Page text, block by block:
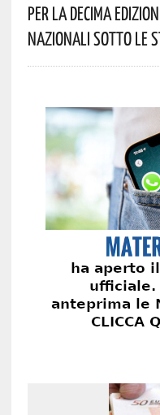
Per La Decima
Nazionali Sotto Le